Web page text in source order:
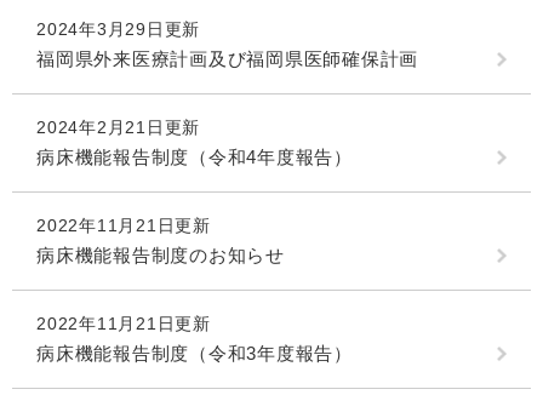
2024年3月29日更新
福岡県外来医療計画及び福岡県医師確保計画
2024年2月21日更新
病床機能報告制度（令和4年度報告）
2022年11月21日更新
病床機能報告制度のお知らせ
2022年11月21日更新
病床機能報告制度（令和3年度報告）